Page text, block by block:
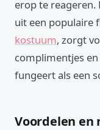
erop te reageren.
uit een populaire
kostuum, zorgt
complimentjes
fungeert als een
Voordelen en